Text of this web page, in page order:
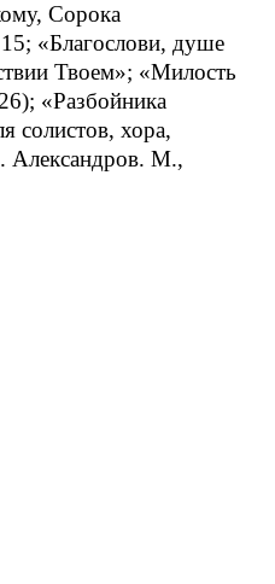
Сорока
«Благослови, душе
Твоем»; «Милость
«Разбойника
солистов, хора,
Александров. М.,